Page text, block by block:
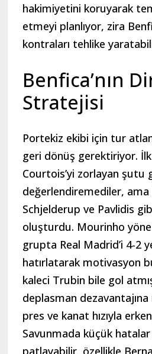
hakimiyetini koruyarak
etmeyi planlıyor, zira
kontraları tehlike
Benfica’nın
Stratejisi
Portekiz ekibi için tur
geri dönüş gerektiriyor.
Courtois’yi zorlayan şutu
değerlendiremediler,
Schjelderup ve Pavlidis
oluşturdu. Mourinho
grupta Real Madrid’i 4-2
hatırlatarak motivasyon
kaleci Trubin bile gol
deplasman
pres ve kanat hızıyla
Savunmada küçük hatalar